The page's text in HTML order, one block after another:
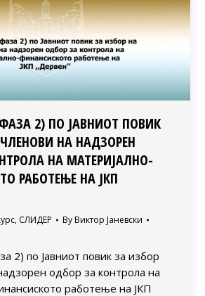
2) ПО ЈАВНИОТ ПОВИК
НА НАДЗОРЕН
НА МАТЕРИЈАЛНО-
РАБОТЕЊЕ НА ЈКП
, СЛИДЕР By Виктор Јаневски
2) по Јавниот повик за избор
одбор за контрола на
работење на ЈКП